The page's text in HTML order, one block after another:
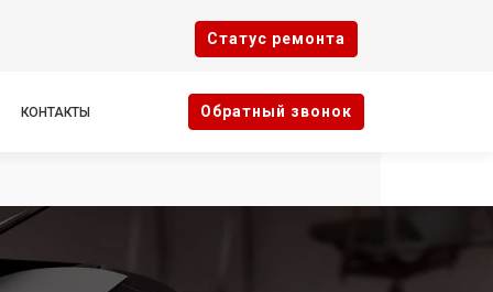
Cтатус ремонта
КОНТАКТЫ Oбратный звонок